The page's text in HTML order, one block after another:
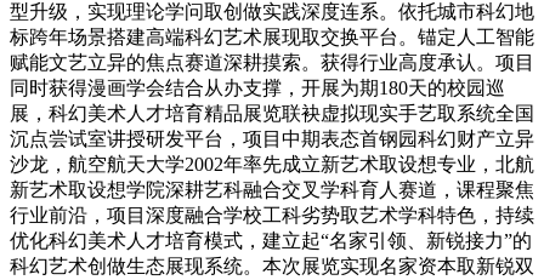
型升级，实现理论学问取创做实践深度连系。依托城市科幻地
标跨年场景搭建高端科幻艺术展现取交换平台。锚定人工智能
赋能文艺立异的焦点赛道深耕摸索。获得行业高度承认。项目
同时获得漫画学会结合从办支撑，开展为期180天的校园巡
展，科幻美术人才培育精品展览联袂虚拟现实手艺取系统全国
沉点尝试室讲授研发平台，项目中期表态首钢园科幻财产立异
沙龙，航空航天大学2002年率先成立新艺术取设想专业，北航
新艺术取设想学院深耕艺科融合交叉学科育人赛道，课程聚焦
行业前沿，项目深度融合学校工科劣势取艺术学科特色，持续
优化科幻美术人才培育模式，建立起“名家引领、新锐接力”的
科幻艺术创做生态展现系统。本次展览实现名家资本取新锐双